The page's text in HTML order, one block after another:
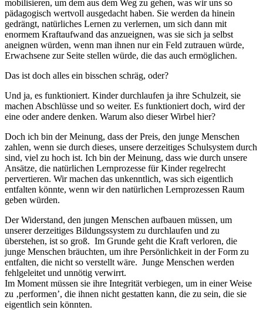
mobilisieren, um dem aus dem Weg zu gehen, was wir uns so
pädagogisch wertvoll ausgedacht haben. Sie werden da hinein
gedrängt, natürliches Lernen zu verlernen, um sich dann mit
enormem Kraftaufwand das anzueignen, was sie sich ja selbst
aneignen würden, wenn man ihnen nur ein Feld zutrauen würde,
Erwachsene zur Seite stellen würde, die das auch ermöglichen.
Das ist doch alles ein bisschen schräg, oder?
Und ja, es funktioniert. Kinder durchlaufen ja ihre Schulzeit, sie
machen Abschlüsse und so weiter. Es funktioniert doch, wird der
eine oder andere denken. Warum also dieser Wirbel hier?
Doch ich bin der Meinung, dass der Preis, den junge Menschen
zahlen, wenn sie durch dieses, unsere derzeitiges Schulsystem durch
sind, viel zu hoch ist. Ich bin der Meinung, dass wie durch unsere
Ansätze, die natürlichen Lernprozesse für Kinder regelrecht
pervertieren. Wir machen das unkenntlich, was sich eigentlich
entfalten könnte, wenn wir den natürlichen Lernprozessen Raum
geben würden.
Der Widerstand, den jungen Menschen aufbauen müssen, um
unserer derzeitiges Bildungssystem zu durchlaufen und zu
überstehen, ist so groß. Im Grunde geht die Kraft verloren, die
junge Menschen bräuchten, um ihre Persönlichkeit in der Form zu
entfalten, die nicht so verstellt wäre. Junge Menschen werden
fehlgeleitet und unnötig verwirrt.
Im Moment müssen sie ihre Integrität verbiegen, um in einer Weise
zu ‚performen’, die ihnen nicht gestatten kann, die zu sein, die sie
eigentlich sein könnten.